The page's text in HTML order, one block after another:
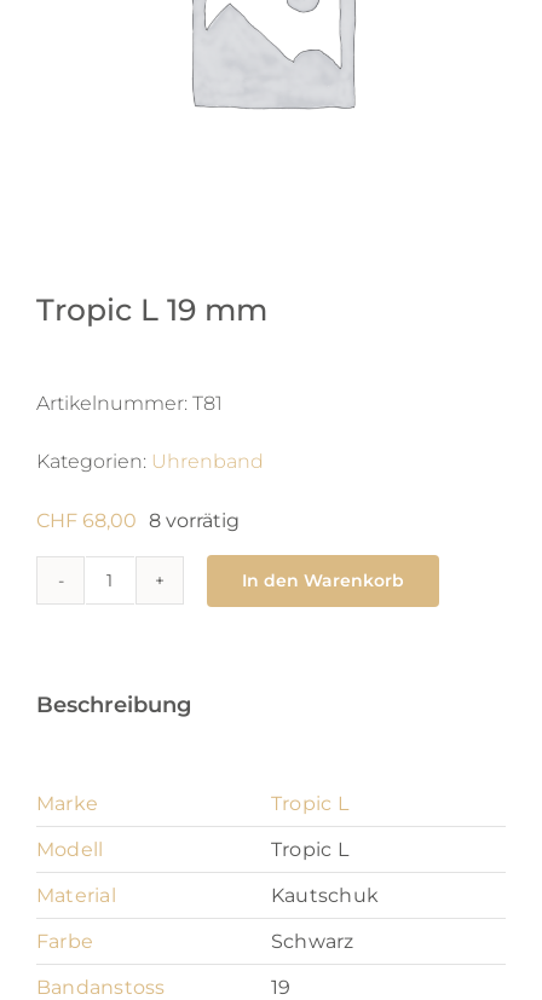
Tropic L 19 mm
Artikelnummer: T81
Kategorien: Uhrenband
CHF68,00 8 vorrätig
mm
In den Warenkorb
Beschreibung
Marke
Tropic L
Modell
Tropic L
Material
Kautschuk
Farbe
Schwarz
Bandanstoss
19